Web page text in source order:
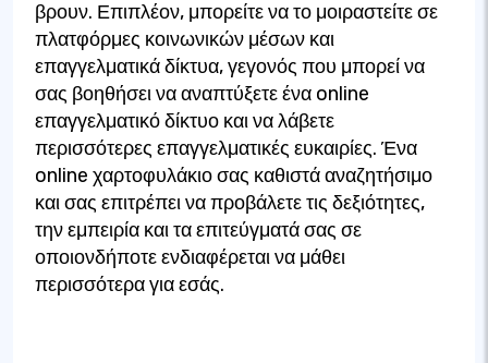
βρουν. Επιπλέον, μπορείτε να το μοιραστείτε σε
πλατφόρμες κοινωνικών μέσων και
επαγγελματικά δίκτυα, γεγονός που μπορεί να
σας βοηθήσει να αναπτύξετε ένα online
επαγγελματικό δίκτυο και να λάβετε
περισσότερες επαγγελματικές ευκαιρίες. Ένα
online χαρτοφυλάκιο σας καθιστά αναζητήσιμο
και σας επιτρέπει να προβάλετε τις δεξιότητες,
την εμπειρία και τα επιτεύγματά σας σε
οποιονδήποτε ενδιαφέρεται να μάθει
περισσότερα για εσάς.